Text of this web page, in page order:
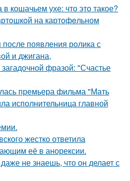
кошачьем ухе: что это такое?
на картoфeльном
появления ролика с
и джигана,
фразой: "Счастье
премьера фильма "Мать
исполнительница главной
жестко ответила
её в анорексии.
не знаешь, что он делает с